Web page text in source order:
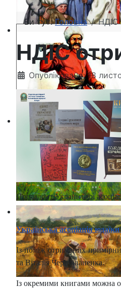
Ви тут:Головна НДІС
НДІС
Опубліковано: 18
Президент Української
Українська асоціація юдаїки
Із-поміж отриманих
та Віталія Черноіваненка.
Із окремими книгами можна